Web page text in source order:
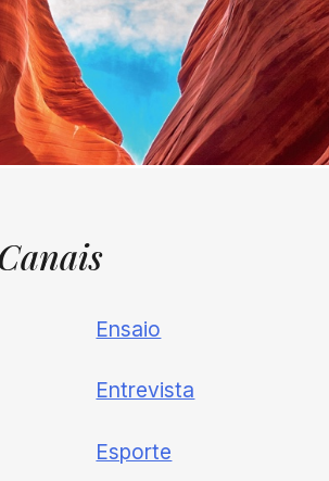
UNQUIET
Newsletter
nossas novidades.
Ensaio
Entrevista
Esporte